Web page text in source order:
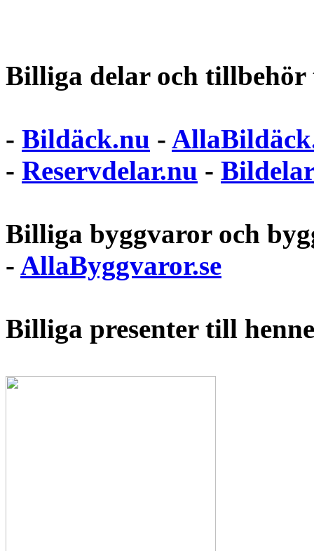
Billiga delar och
- Bildäck.nu -
- Reservdelar.nu - Bildelar
Billiga byggvaror och
- AllaByggvaror.se
Billiga presenter till